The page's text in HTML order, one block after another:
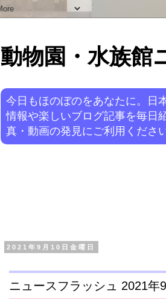
動物園・水族館
今日もほのぼのをあなたに。日
情報や楽しいブログ記事を毎日
真・動画の発見にご利用くださ
2021年9月10日金曜日
ニュースフラッシュ 2021年